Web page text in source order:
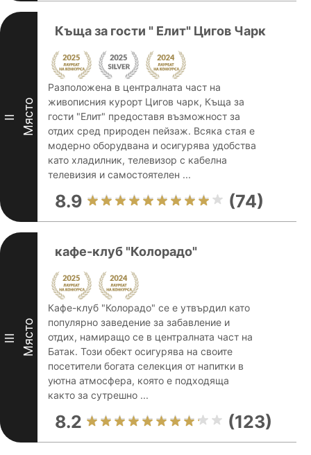
II Място
Къща за гости " Елит" Цигов Чарк
Разположена в централната част на
живописния курорт Цигов чарк, Къща за
гости "Елит" предоставя възможност за
отдих сред природен пейзаж. Всяка стая е
модерно оборудвана и осигурява удобства
като хладилник, телевизор с кабелна
телевизия и самостоятелен ...
8.9 (74)
III Място
кафе-клуб "Колорадо"
Кафе-клуб "Колорадо" се е утвърдил като
популярно заведение за забавление и
отдих, намиращо се в централната част на
Батак. Този обект осигурява на своите
посетители богата селекция от напитки в
уютна атмосфера, която е подходяща
както за сутрешно ...
8.2 (123)